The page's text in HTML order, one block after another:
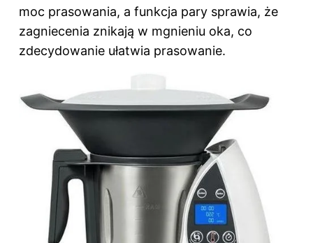
moc prasowania, a funkcja pary sprawia, że
zagniecenia znikają w mgnieniu oka, co
zdecydowanie ułatwia prasowanie.